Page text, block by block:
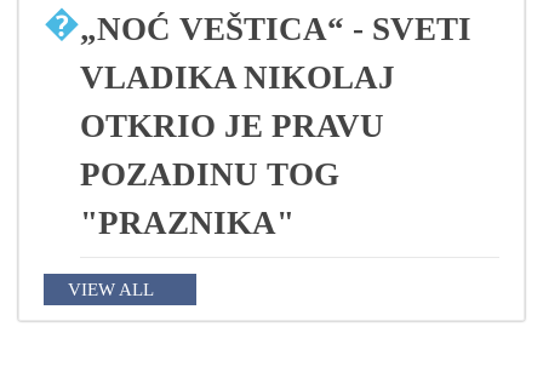
�„NOĆ VEŠTICA“ - SVETI
VLADIKA NIKOLAJ
OTKRIO JE PRAVU
POZADINU TOG
"PRAZNIKA"
VIEW ALL